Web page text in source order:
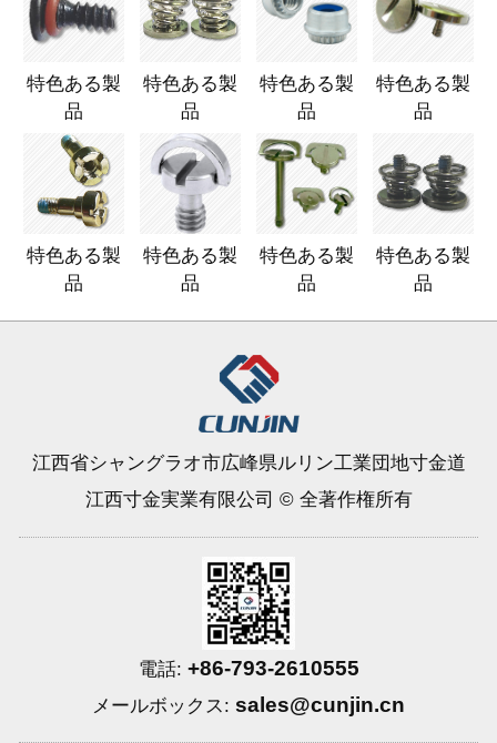
特色ある製
品
特色ある製
品
特色ある製
品
特色ある製
品
特色ある製
品
特色ある製
品
特色ある製
品
特色ある製
品
江西省シャングラオ市広峰県ルリン工業団地寸金道
江西寸金実業有限公司 © 全著作権所有
電話: +86-793-2610555
メールボックス: sales@cunjin.cn